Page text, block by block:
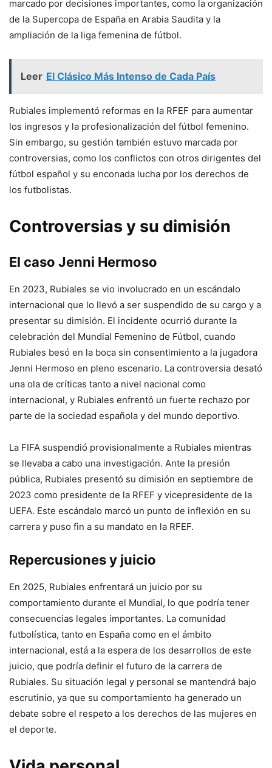
marcado por decisiones importantes, como la organización
de la Supercopa de España en Arabia Saudita y la
ampliación de la liga femenina de fútbol.
Leer El Clásico Más Intenso de Cada País
Rubiales implementó reformas en la RFEF para aumentar
los ingresos y la profesionalización del fútbol femenino.
Sin embargo, su gestión también estuvo marcada por
controversias, como los conflictos con otros dirigentes del
fútbol español y su enconada lucha por los derechos de
los futbolistas.
Controversias y su dimisión
El caso Jenni Hermoso
En 2023, Rubiales se vio involucrado en un escándalo
internacional que lo llevó a ser suspendido de su cargo y a
presentar su dimisión. El incidente ocurrió durante la
celebración del Mundial Femenino de Fútbol, cuando
Rubiales besó en la boca sin consentimiento a la jugadora
Jenni Hermoso en pleno escenario. La controversia desató
una ola de críticas tanto a nivel nacional como
internacional, y Rubiales enfrentó un fuerte rechazo por
parte de la sociedad española y del mundo deportivo.
La FIFA suspendió provisionalmente a Rubiales mientras
se llevaba a cabo una investigación. Ante la presión
pública, Rubiales presentó su dimisión en septiembre de
2023 como presidente de la RFEF y vicepresidente de la
UEFA. Este escándalo marcó un punto de inflexión en su
carrera y puso fin a su mandato en la RFEF.
Repercusiones y juicio
En 2025, Rubiales enfrentará un juicio por su
comportamiento durante el Mundial, lo que podría tener
consecuencias legales importantes. La comunidad
futbolística, tanto en España como en el ámbito
internacional, está a la espera de los desarrollos de este
juicio, que podría definir el futuro de la carrera de
Rubiales. Su situación legal y personal se mantendrá bajo
escrutinio, ya que su comportamiento ha generado un
debate sobre el respeto a los derechos de las mujeres en
el deporte.